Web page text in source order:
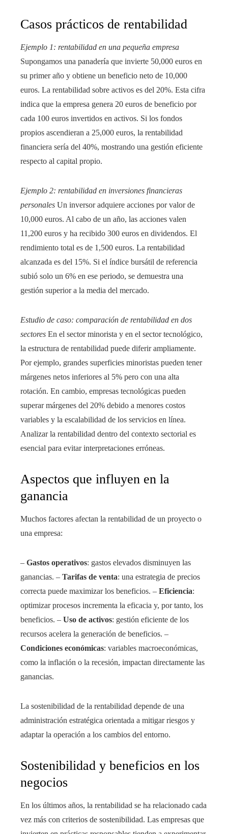
Casos prácticos de rentabilidad
Ejemplo 1: rentabilidad en una pequeña empresa
Supongamos una panadería que invierte 50,000 euros en
su primer año y obtiene un beneficio neto de 10,000
euros. La rentabilidad sobre activos es del 20%. Esta cifra
indica que la empresa genera 20 euros de beneficio por
cada 100 euros invertidos en activos. Si los fondos
propios ascendieran a 25,000 euros, la rentabilidad
financiera sería del 40%, mostrando una gestión eficiente
respecto al capital propio.
Ejemplo 2: rentabilidad en inversiones financieras
personales Un inversor adquiere acciones por valor de
10,000 euros. Al cabo de un año, las acciones valen
11,200 euros y ha recibido 300 euros en dividendos. El
rendimiento total es de 1,500 euros. La rentabilidad
alcanzada es del 15%. Si el índice bursátil de referencia
subió solo un 6% en ese periodo, se demuestra una
gestión superior a la media del mercado.
Estudio de caso: comparación de rentabilidad en dos
sectores En el sector minorista y en el sector tecnológico,
la estructura de rentabilidad puede diferir ampliamente.
Por ejemplo, grandes superficies minoristas pueden tener
márgenes netos inferiores al 5% pero con una alta
rotación. En cambio, empresas tecnológicas pueden
superar márgenes del 20% debido a menores costos
variables y la escalabilidad de los servicios en línea.
Analizar la rentabilidad dentro del contexto sectorial es
esencial para evitar interpretaciones erróneas.
Aspectos que influyen en la
ganancia
Muchos factores afectan la rentabilidad de un proyecto o
una empresa:
– Gastos operativos: gastos elevados disminuyen las
ganancias. – Tarifas de venta: una estrategia de precios
correcta puede maximizar los beneficios. – Eficiencia:
optimizar procesos incrementa la eficacia y, por tanto, los
beneficios. – Uso de activos: gestión eficiente de los
recursos acelera la generación de beneficios. –
Condiciones económicas: variables macroeconómicas,
como la inflación o la recesión, impactan directamente las
ganancias.
La sostenibilidad de la rentabilidad depende de una
administración estratégica orientada a mitigar riesgos y
adaptar la operación a los cambios del entorno.
Sostenibilidad y beneficios en los
negocios
En los últimos años, la rentabilidad se ha relacionado cada
vez más con criterios de sostenibilidad. Las empresas que